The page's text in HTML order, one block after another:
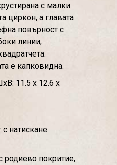
с малки
циркон, а главата
повърност с
линии,
е капковидна.
11.5 х 12.6 х
натискане
родиево покритие,